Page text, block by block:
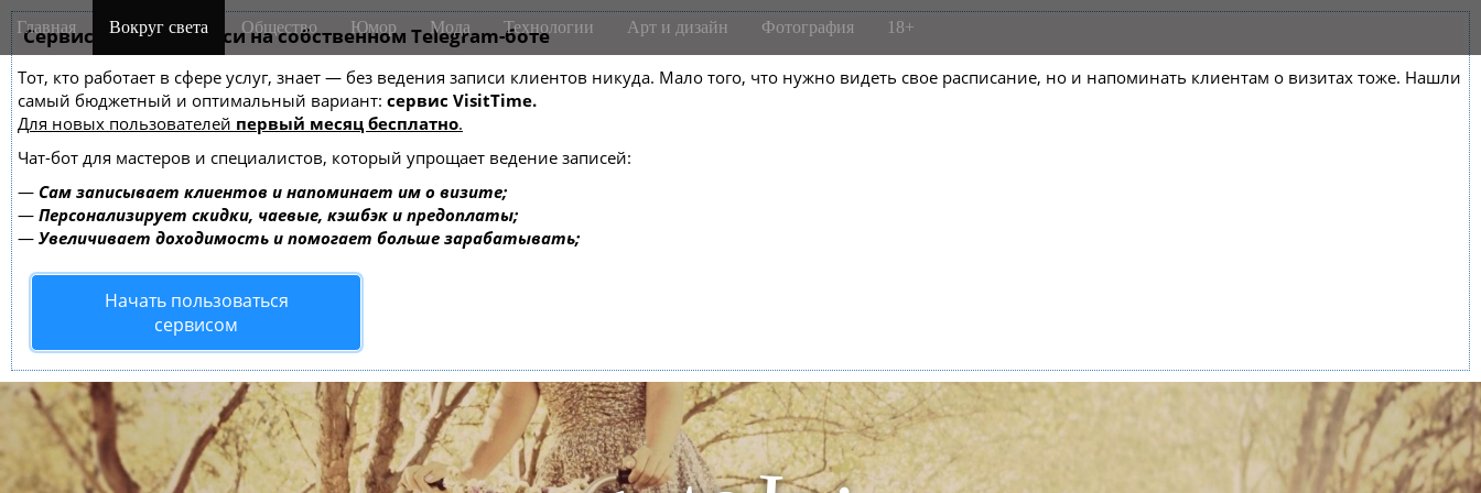
Сервис онлайн-записи на собственном Telegram-боте
Тот, кто работает в сфере услуг, знает — без ведения записи клиентов никуда. Мало того, что нужно видеть свое расписание, но и напоминать клиентам о визитах тоже. Нашли
самый бюджетный и оптимальный вариант: сервис VisitTime.
Для новых пользователей первый месяц бесплатно.
Чат-бот для мастеров и специалистов, который упрощает ведение записей:
— Сам записывает клиентов и напоминает им о визите;
— Персонализирует скидки, чаевые, кэшбэк и предоплаты;
— Увеличивает доходимость и помогает больше зарабатывать;
Начать пользоваться
сервисом
M
a
n
m
e
n
u
i
Главная Вокруг света Общество Юмор Мода Технологии Арт и дизайн Фотография 18+